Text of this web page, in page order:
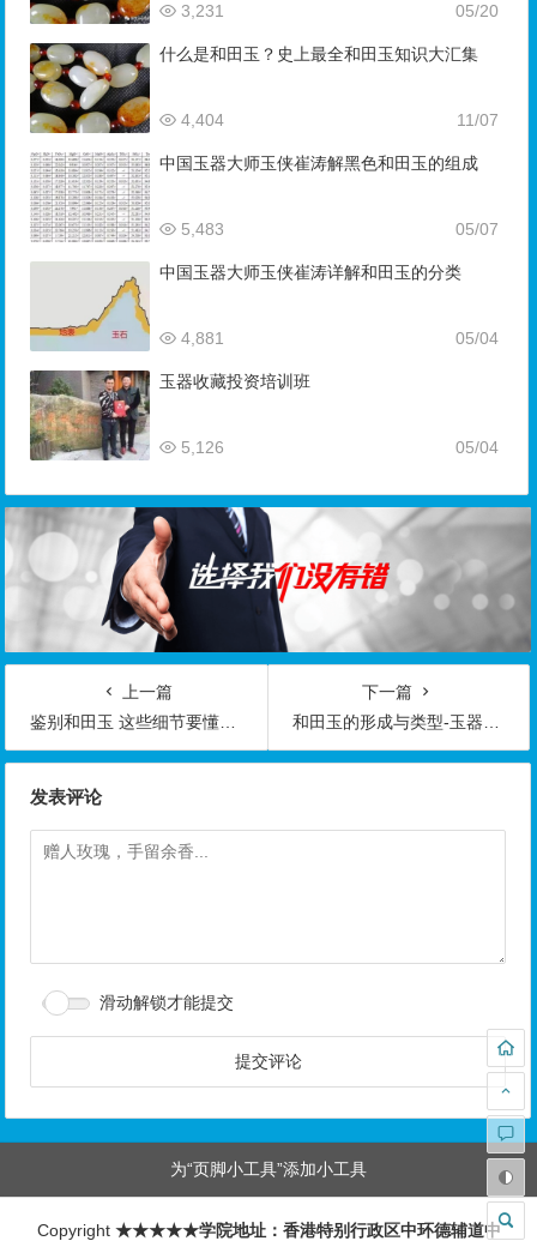
05/20
3,231
什么是和田玉？史上最全和田玉知识大汇集
11/07
4,404
中国玉器大师玉侠崔涛解黑色和田玉的组成
05/07
5,483
中国玉器大师玉侠崔涛详解和田玉的分类
05/04
4,881
玉器收藏投资培训班
05/04
5,126
上一篇
鉴别和田玉 这些细节要懂得看-玉器鉴定师培训核心内容
下一篇
和田玉的形成与类型-玉器鉴定师培训核心内容
发表评论
滑动解锁才能提交
为“页脚小工具”添加小工具
Copyright ★★★★★学院地址：香港特别行政区中环德辅道中